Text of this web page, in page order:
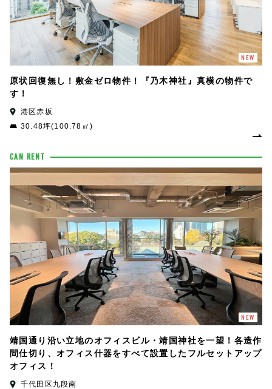
NEW
原状回復無し！敷金ゼロ物件！『乃木神社』真横の物件で
す！
港区赤坂
30.48坪(100.78㎡)
CAN RENT
NEW
靖国通り沿い立地のオフィスビル・靖国神社を一望！各造作
間仕切り、オフィス什器をすべて設置したフルセットアップ
オフィス！
千代田区九段南